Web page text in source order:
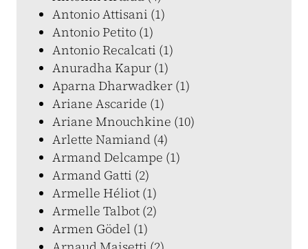
Antonio Attisani (1)
Antonio Petito (1)
Antonio Recalcati (1)
Anuradha Kapur (1)
Aparna Dharwadker (1)
Ariane Ascaride (1)
Ariane Mnouchkine (10)
Arlette Namiand (4)
Armand Delcampe (1)
Armand Gatti (2)
Armelle Héliot (1)
Armelle Talbot (2)
Armen Gödel (1)